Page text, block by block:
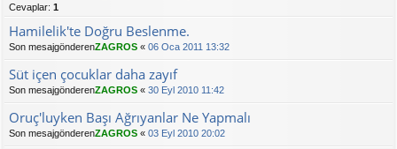
Cevaplar: 1
Hamilelik'te Doğru Beslenme.
Son mesajgönderenZAGROS « 06 Oca 2011 13:32
Süt içen çocuklar daha zayıf
Son mesajgönderenZAGROS « 30 Eyl 2010 11:42
Oruç'luyken Başı Ağrıyanlar Ne Yapmalı
Son mesajgönderenZAGROS « 03 Eyl 2010 20:02